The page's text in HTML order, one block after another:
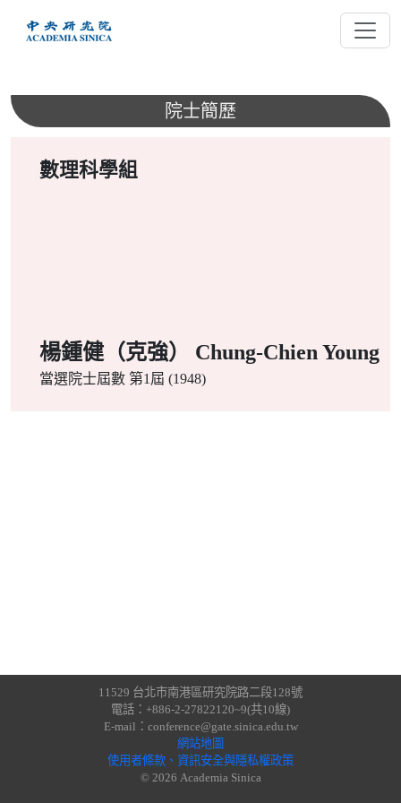
內
院士簡歷
數理科學組
楊鍾健（克強） Chung-Chien Young
當選院士屆數 第1屆 (1948)
11529 台北市南港區研究院路二段128號
電話：+886-2-27822120~9(共10線)
E-mail：conference@gate.sinica.edu.tw
網站地圖
使用者條款、資訊安全與隱私權政策
© 2026 Academia Sinica